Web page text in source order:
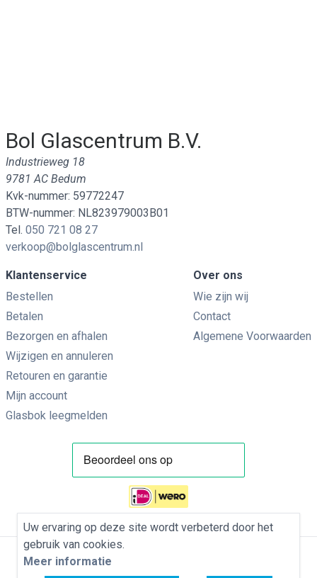
Bol Glascentrum B.V.
Industrieweg 18
9781 AC Bedum
Kvk-nummer: 59772247
BTW-nummer: NL823979003B01
Tel. 050 721 08 27
verkoop@bolglascentrum.nl
Klantenservice
Bestellen
Betalen
Bezorgen en afhalen
Wijzigen en annuleren
Retouren en garantie
Mijn account
Glasbok leegmelden
Over ons
Wie zijn wij
Contact
Algemene Voorwaarden
Privacybeleid
Uw ervaring op deze site wordt verbeterd door het
gebruik van cookies.
Meer informatie